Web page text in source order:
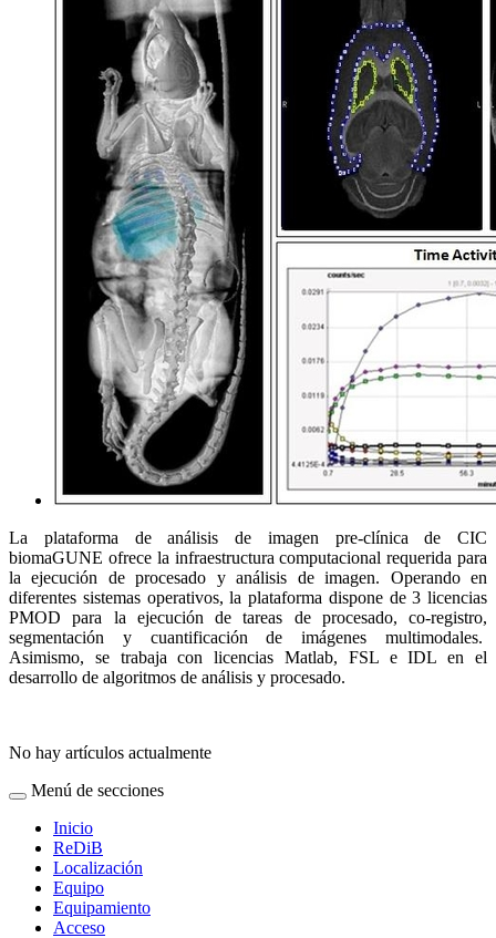
La plataforma de análisis de imagen pre-clínica de CIC
biomaGUNE ofrece la infraestructura computacional requerida para
la ejecución de procesado y análisis de imagen. Operando en
diferentes sistemas operativos, la plataforma dispone de 3 licencias
PMOD para la ejecución de tareas de procesado, co-registro,
segmentación y cuantificación de imágenes multimodales.
Asimismo, se trabaja con licencias Matlab, FSL e IDL en el
desarrollo de algoritmos de análisis y procesado.
No hay artículos actualmente
Menú de secciones
Inicio
ReDiB
Localización
Equipo
Equipamiento
Acceso